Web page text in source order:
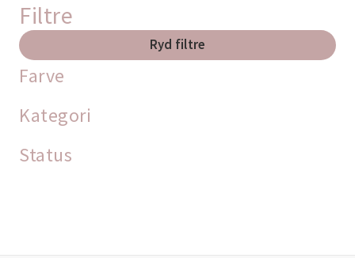
Filtre
Ryd filtre
Farve
Kategori
Status